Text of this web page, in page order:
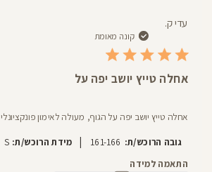
עדי ק.
קונה מאומת
אחלה טייץ יושב יפה על
אחלה טייץ יושב יפה על הגוף, מעולה לאימון פונקציונלי
גובה הרוכש/ת: 161-166 מידת הרוכש/ת: S
התאמה למידה